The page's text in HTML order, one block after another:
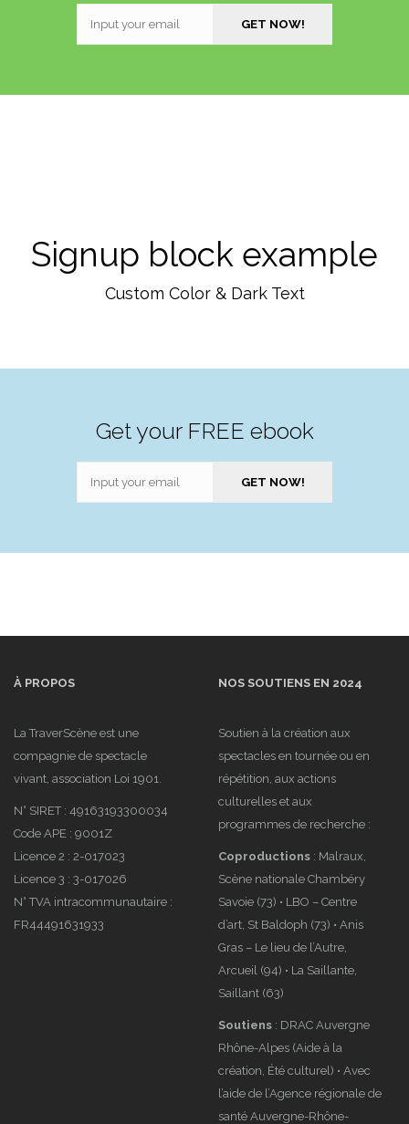
Signup block example
Custom Color & Dark Text
Get your FREE ebook
À PROPOS
La TraverScène est une
compagnie de spectacle
vivant, association Loi 1901.
N° SIRET : 49163193300034
Code APE : 9001Z
Licence 2 : 2-017023
Licence 3 : 3-017026
N° TVA intracommunautaire :
FR44491631933
NOS SOUTIENS EN 2024
Soutien à la création aux
spectacles en tournée ou en
répétition, aux actions
culturelles et aux
programmes de recherche :
Coproductions : Malraux,
Scène nationale Chambéry
Savoie (73) • LBO – Centre
d’art, St Baldoph (73) • Anis
Gras – Le lieu de l’Autre,
Arcueil (94) • La Saillante,
Saillant (63)
Soutiens : DRAC Auvergne
Rhône-Alpes (Aide à la
création, Été culturel) • Avec
l’aide de l’Agence régionale de
santé Auvergne-Rhône-